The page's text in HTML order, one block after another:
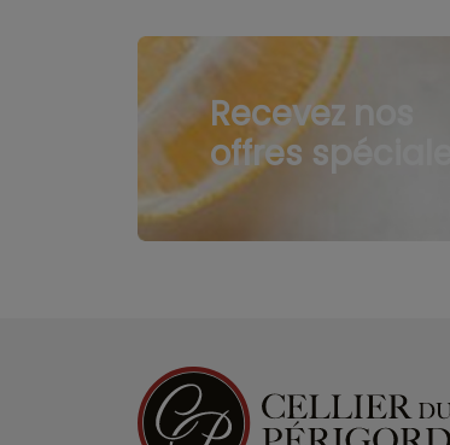
Recevez nos
offres spéciales